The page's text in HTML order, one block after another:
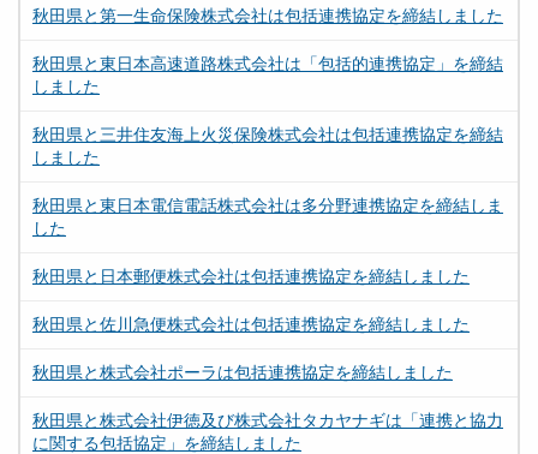
秋田県と第一生命保険株式会社は包括連携協定を締結しました
秋田県と東日本高速道路株式会社は「包括的連携協定」を締結
しました
秋田県と三井住友海上火災保険株式会社は包括連携協定を締結
しました
秋田県と東日本電信電話株式会社は多分野連携協定を締結しま
した
秋田県と日本郵便株式会社は包括連携協定を締結しました
秋田県と佐川急便株式会社は包括連携協定を締結しました
秋田県と株式会社ポーラは包括連携協定を締結しました
秋田県と株式会社伊徳及び株式会社タカヤナギは「連携と協力
に関する包括協定」を締結しました